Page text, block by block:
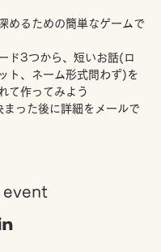
ための簡単なゲームで
から、短いお話(ロ
ト、ネーム形式問わず)を
て作ってみよう
まった後に詳細をメールで
event